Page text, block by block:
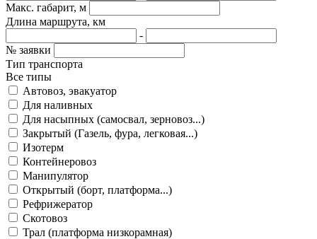
Макс. габарит, м
Длина маршрута, км
-
№ заявки
Тип транспорта
Все типы
Автовоз, эвакуатор
Для наливных
Для насыпных (самосвал, зерновоз...)
Закрытый (Газель, фура, легковая...)
Изотерм
Контейнеровоз
Манипулятор
Открытый (борт, платформа...)
Рефрижератор
Скотовоз
Трал (платформа низкорамная)